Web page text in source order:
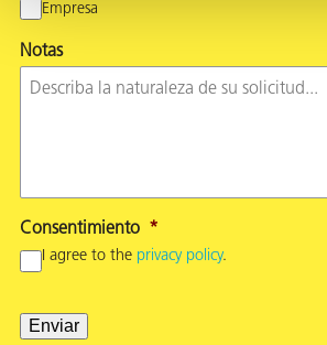
Empresa
Notas
Consentimiento *
I agree to the privacy policy.
Enviar